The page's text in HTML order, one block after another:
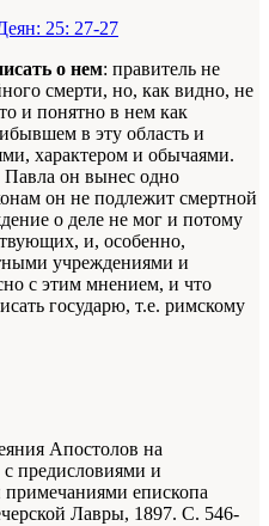
25: 27-27
о нем: правитель не
смерти, но, как видно, не
и понятно в нем как
в эту область и
характером и обычаями.
он вынес одно
он не подлежит смертной
о деле не мог и потому
и, особенно,
учреждениями и
с этим мнением, и что
государю, т.е. римскому
Апостолов на
с предисловиями и
епископа
Лавры, 1897. С. 546-